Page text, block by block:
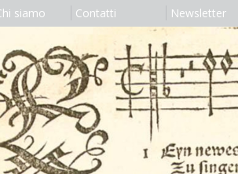
siamo Contatti Newsletter